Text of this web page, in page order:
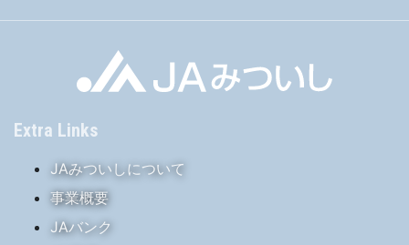
Extra Links
JAみついしについて
事業概要
JAバンク